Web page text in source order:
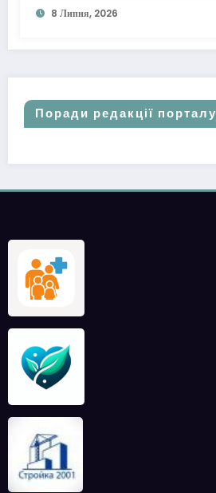
8 Липня, 2026
Поради редакції порталу